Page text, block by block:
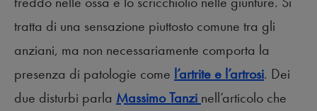
tratta di una sensazione piuttosto comune tra gli
anziani, ma non necessariamente comporta la
presenza di patologie come l’artrite e l’artrosi. Dei
due disturbi parla Massimo Tanzi nell’articolo che